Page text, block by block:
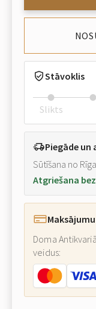
Stāvoklis
Slikts
Piegāde un
Sūtīšana no
Atgriešana
Doma
veidus: